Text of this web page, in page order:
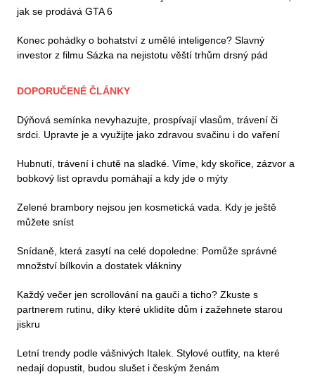
jak se prodává GTA 6
Konec pohádky o bohatství z umělé inteligence? Slavný
investor z filmu Sázka na nejistotu věští trhům drsný pád
DOPORUČENÉ ČLÁNKY
Dýňová semínka nevyhazujte, prospívají vlasům, trávení či
srdci. Upravte je a využijte jako zdravou svačinu i do vaření
Hubnutí, trávení i chutě na sladké. Víme, kdy skořice, zázvor a
bobkový list opravdu pomáhají a kdy jde o mýty
Zelené brambory nejsou jen kosmetická vada. Kdy je ještě
můžete sníst
Snídaně, která zasytí na celé dopoledne: Pomůže správné
množství bílkovin a dostatek vlákniny
Každý večer jen scrollování na gauči a ticho? Zkuste s
partnerem rutinu, díky které uklidíte dům i zažehnete starou
jiskru
Letní trendy podle vášnivých Italek. Stylové outfity, na které
nedají dopustit, budou slušet i českým ženám